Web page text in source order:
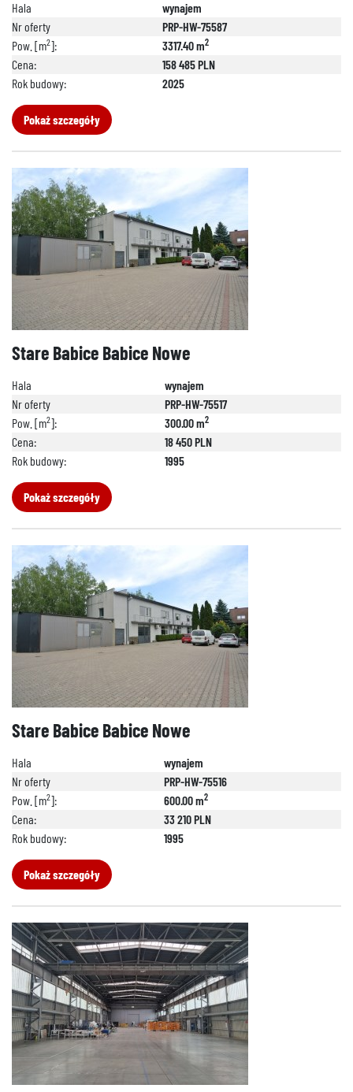
Hala
wynajem
Nr oferty
PRP-HW-75587
Pow. [m2]: 3317.40 m2
Cena:
158 485 PLN
Rok budowy:
2025
Pokaż szczegóły
Stare Babice Babice Nowe
Hala
wynajem
Nr oferty
PRP-HW-75517
Pow. [m2]: 300.00 m2
Cena:
18 450 PLN
Rok budowy:
1995
Pokaż szczegóły
Stare Babice Babice Nowe
Hala
wynajem
Nr oferty
PRP-HW-75516
Pow. [m2]: 600.00 m2
Cena:
33 210 PLN
Rok budowy:
1995
Pokaż szczegóły